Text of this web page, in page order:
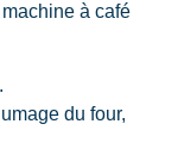
à café
du four,